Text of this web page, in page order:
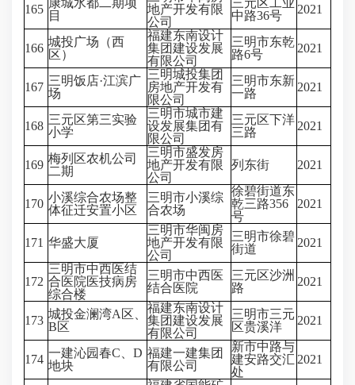
165 康城水都二期项
目
地产开发有限
公司
三元区工业
中路36号
2021
166 城投广场（西
区）
福建东南设计
集团建设发展
有限公司
三明市东乾
路6号
2021
167 三明饭店·江滨广
场
三明城投集团
房地产开发有
限公司
三明市东新
一路
2021
168 三元区第三实验
小学
三明市城市建
设发展集团有
限公司
三元区下洋
三路
2021
169 梅列区农机公司
二期
三明市盛发房
地产开发有限
公司
列东街 2021
170 小溪综合农场整
体征迁安置小区
三明市小溪综
合农场
徐碧街道东
乾三路356
号
2021
171 华盛大厦
三明市华闽房
地产开发有限
公司
三明市徐碧
街道
2021
172
三明市中西医结
合医院医技病房
综合楼
三明市中西医
结合医院
三元区沙洲
路
2021
173 城投金澜湾A区、
B区
福建东南设计
集团建设发展
有限公司
三明市三元
区贵溪洋
2021
174 一建沁园春C、D
地块
福建一建集团
有限公司
新市中路与
建安路交汇
处
2021